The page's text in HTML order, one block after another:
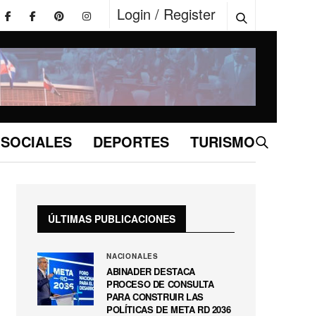
Login / Register
SOCIALES DEPORTES TURISMO
ÚLTIMAS PUBLICACIONES
NACIONALES
ABINADER DESTACA
PROCESO DE CONSULTA
PARA CONSTRUIR LAS
POLÍTICAS DE META RD 2036